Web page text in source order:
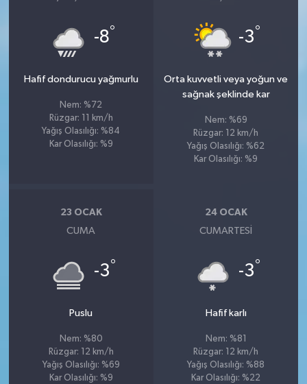
-8°
Hafif dondurucu yağmurlu
Nem: %72
Rüzgar: 11 km/h
Yağış Olasılığı: %84
Kar Olasılığı: %9
-3°
Orta kuvvetli veya yoğun ve
sağnak şeklinde kar
Nem: %69
Rüzgar: 12 km/h
Yağış Olasılığı: %62
Kar Olasılığı: %9
23 OCAK
CUMA
-3°
Puslu
Nem: %80
Rüzgar: 12 km/h
Yağış Olasılığı: %69
Kar Olasılığı: %9
24 OCAK
CUMARTESI
-3°
Hafif karlı
Nem: %81
Rüzgar: 12 km/h
Yağış Olasılığı: %88
Kar Olasılığı: %22